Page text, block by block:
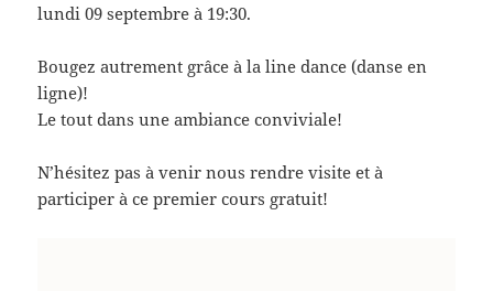
lundi 09 septembre à 19:30.
Bougez autrement grâce à la line dance (danse en
ligne)!
Le tout dans une ambiance conviviale!
N’hésitez pas à venir nous rendre visite et à
participer à ce premier cours gratuit!